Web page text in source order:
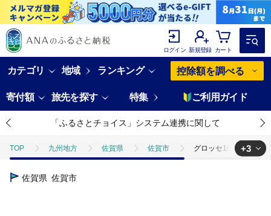
ログイン 新規登録 カート
カテゴリ 地域 ランキング 控除額を調べる
寄付額 旅先を探す 特集 ご利用ガイド
「ふるさとチョイス」システム連携に関して
TOP 九州地方 佐賀県 佐賀市 グロッセ160TVスタン
TOP
+3
佐賀県 佐賀市